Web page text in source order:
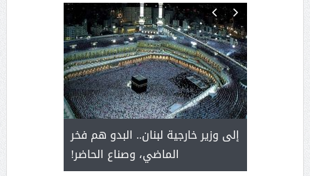
سلمان
إلى وزير خارجية لبنان.. البدو هم فخر
الماضي، وصناع الحاضر!
يحمل
من عشق